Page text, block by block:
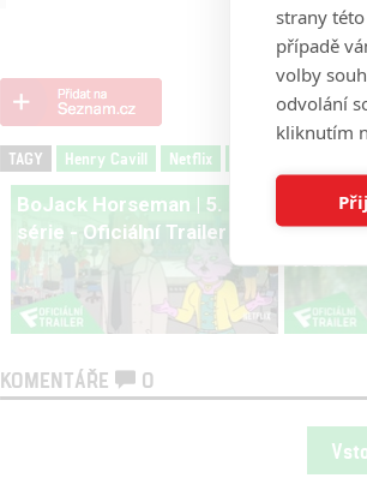
TAGY Henry Cavill Netflix
BoJack Horseman | 5.
série - Oficiální Trailer
The
Trailer
KOMENTÁŘE 0
strany
případě
volby
odvolání
kliknutím